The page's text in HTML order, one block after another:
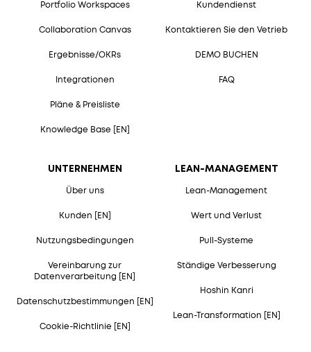
Portfolio Workspaces
Collaboration Canvas
Ergebnisse/OKRs
Integrationen
Pläne & Preisliste
Knowledge Base [EN]
UNTERNEHMEN
Über uns
Kunden [EN]
Nutzungsbedingungen
Vereinbarung zur
Datenverarbeitung [EN]
Datenschutzbestimmungen [EN]
Cookie-Richtlinie [EN]
LEAN-MANAGEMENT
Lean-Management
Wert und Verlust
Pull-Systeme
Ständige Verbesserung
Hoshin Kanri
Lean-Transformation [EN]
Kundendienst
Kontaktieren Sie den Vetrieb
DEMO BUCHEN
FAQ